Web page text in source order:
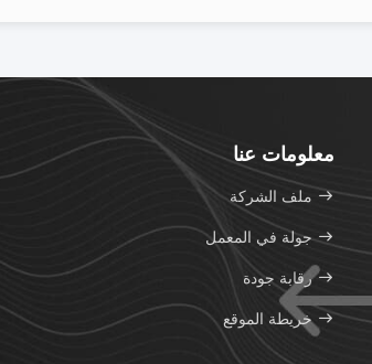
معلومات عنا
ملف الشركة
جولة في المعمل
رقابة جودة
خريطة الموقع